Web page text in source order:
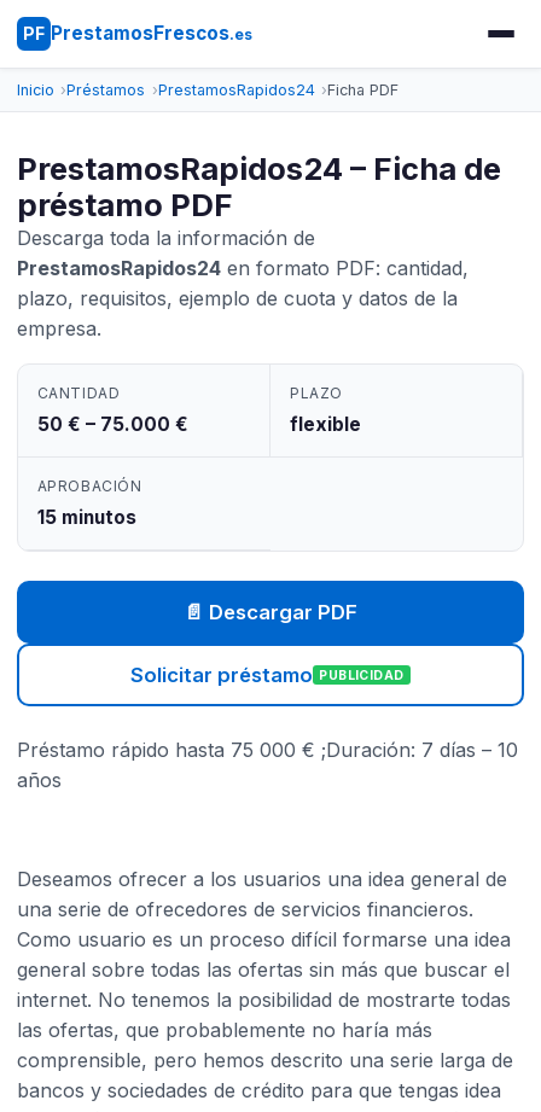
PF PrestamosFrescos.es
Inicio Préstamos PrestamosRapidos24 Ficha PDF
PrestamosRapidos24 – Ficha de
préstamo PDF
Descarga toda la información de
PrestamosRapidos24en formato PDF: cantidad,
plazo, requisitos, ejemplo de cuota y datos de la
empresa.
CANTIDAD
50 € – 75.000 €
PLAZO
flexible
APROBACIÓN
15 minutos
📄 Descargar PDF
Solicitar préstamo PUBLICIDAD
Préstamo rápido hasta 75 000 € ;Duración: 7 días – 10
años
Deseamos ofrecer a los usuarios una idea general de
una serie de ofrecedores de servicios financieros.
Como usuario es un proceso difícil formarse una idea
general sobre todas las ofertas sin más que buscar el
internet. No tenemos la posibilidad de mostrarte todas
las ofertas, que probablemente no haría más
comprensible, pero hemos descrito una serie larga de
bancos y sociedades de crédito para que tengas idea